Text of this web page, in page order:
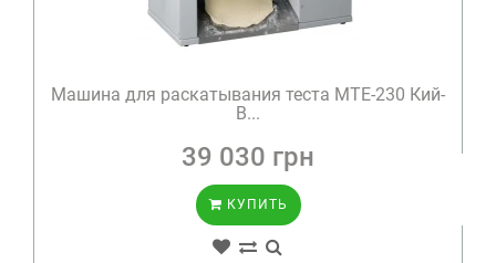
Машина для раскатывания теста МТЕ-230 Кий-
В...
39 030 грн
КУПИТЬ